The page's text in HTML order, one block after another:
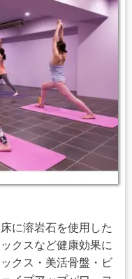
に溶岩石を使用した
クスなど健康効果に
クス・美活骨盤・ビ